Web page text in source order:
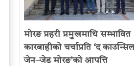
मोरङ प्रहरी प्रमुखमाथि सम्भावित
कारबाहीको चर्चाप्रति ‘द
जेन–जेड मोरङ’को आपत्ति